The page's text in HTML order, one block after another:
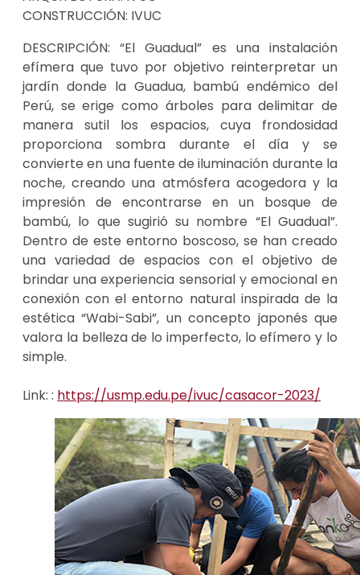
CONSTRUCCIÓN: IVUC
DESCRIPCIÓN: “El Guadual” es una instalación
efímera que tuvo por objetivo reinterpretar un
jardín donde la Guadua, bambú endémico del
Perú, se erige como árboles para delimitar de
manera sutil los espacios, cuya frondosidad
proporciona sombra durante el día y se
convierte en una fuente de iluminación durante la
noche, creando una atmósfera acogedora y la
impresión de encontrarse en un bosque de
bambú, lo que sugirió su nombre “El Guadual”.
Dentro de este entorno boscoso, se han creado
una variedad de espacios con el objetivo de
brindar una experiencia sensorial y emocional en
conexión con el entorno natural inspirada de la
estética “Wabi-Sabi”, un concepto japonés que
valora la belleza de lo imperfecto, lo efímero y lo
simple.
Link: : https://usmp.edu.pe/ivuc/casacor-2023/